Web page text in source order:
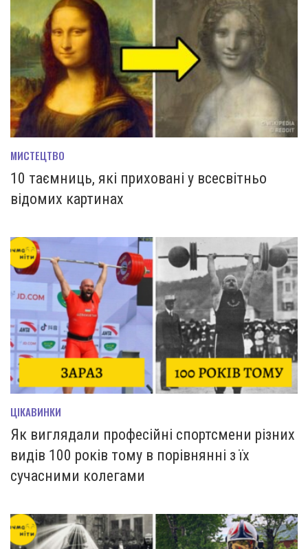
МИСТЕЦТВО
10 таємниць, які приховані у всесвітньо
відомих картинах
ЦІКАВИНКИ
Як виглядали професійні спортсмени різних
видів 100 років тому в порівнянні з їх
сучасними колегами